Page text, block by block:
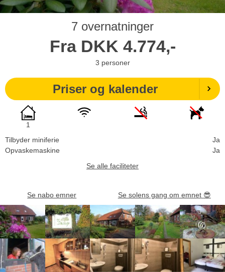
7 overnatninger
Fra DKK 4.774,-
3 personer
Priser og kalender
1
Tilbyder miniferie
Ja
Opvaskemaskine
Ja
Se alle faciliteter
Se nabo emner Se solens gang om emnet 😎